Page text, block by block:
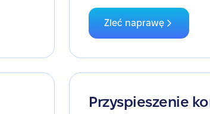
Zleć naprawę
Przyspieszenie